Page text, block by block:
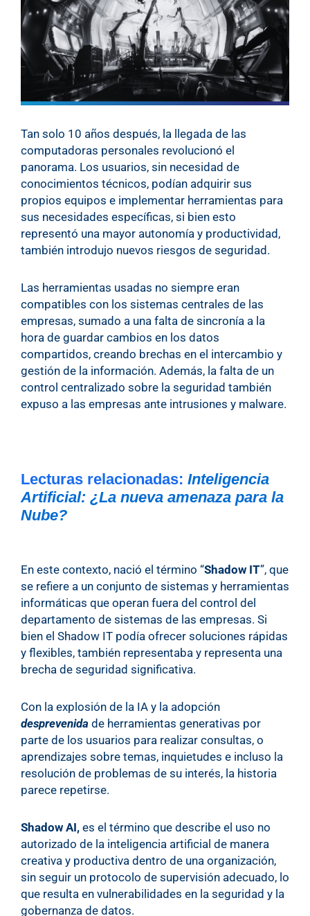
Tan solo 10 años después, la llegada de las
computadoras personales revolucionó el
panorama. Los usuarios, sin necesidad de
conocimientos técnicos, podían adquirir sus
propios equipos e implementar herramientas para
sus necesidades específicas, si bien esto
representó una mayor autonomía y productividad,
también introdujo nuevos riesgos de seguridad.
Las herramientas usadas no siempre eran
compatibles con los sistemas centrales de las
empresas, sumado a una falta de sincronía a la
hora de guardar cambios en los datos
compartidos, creando brechas en el intercambio y
gestión de la información. Además, la falta de un
control centralizado sobre la seguridad también
expuso a las empresas ante intrusiones y malware.
Lecturas relacionadas: Inteligencia
Artificial: ¿La nueva amenaza para la
Nube?
En este contexto, nació el término “Shadow IT”, que
se refiere a un conjunto de sistemas y herramientas
informáticas que operan fuera del control del
departamento de sistemas de las empresas. Si
bien el Shadow IT podía ofrecer soluciones rápidas
y flexibles, también representaba y representa una
brecha de seguridad significativa.
Con la explosión de la IA y la adopción
desprevenida de herramientas generativas por
parte de los usuarios para realizar consultas, o
aprendizajes sobre temas, inquietudes e incluso la
resolución de problemas de su interés, la historia
parece repetirse.
Shadow AI, es el término que describe el uso no
autorizado de la inteligencia artificial de manera
creativa y productiva dentro de una organización,
sin seguir un protocolo de supervisión adecuado, lo
que resulta en vulnerabilidades en la seguridad y la
gobernanza de datos.